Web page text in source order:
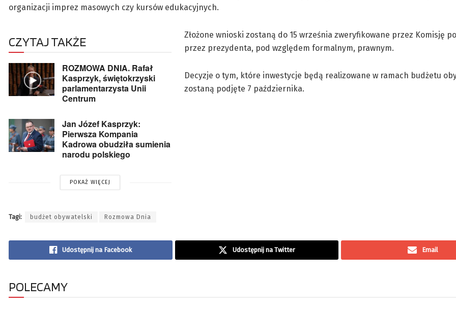
organizacji imprez masowych czy kursów edukacyjnych.
CZYTAJ TAKŻE
ROZMOWA DNIA. Rafał
Kasprzyk, świętokrzyski
parlamentarzysta Unii
Centrum
Jan Józef Kasprzyk:
Pierwsza Kompania
Kadrowa obudziła sumienia
narodu polskiego
POKAŻ WIĘCEJ
Złożone wnioski zostaną do 15 września zweryfikowane przez Komisję
przez prezydenta, pod względem formalnym, prawnym.
Decyzje o tym, które inwestycje będą realizowane w ramach budżetu
zostaną podjęte 7 października.
Tagi: budżet obywatelski Rozmowa Dnia
Udostępnij na Facebook Udostępnij na Twitter Email
POLECAMY